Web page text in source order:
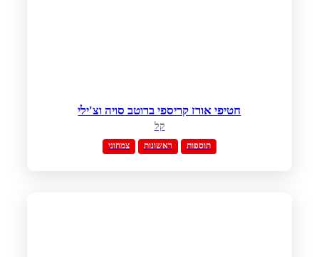
חטיפי אורז קריספי ברוטב סויה וצ'ילי
קל
צמחוני ראשונות תוספות